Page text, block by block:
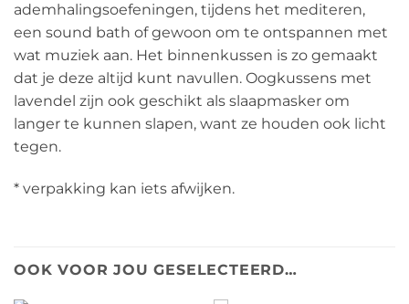
ademhalingsoefeningen, tijdens het mediteren,
een sound bath of gewoon om te ontspannen met
wat muziek aan. Het binnenkussen is zo gemaakt
dat je deze altijd kunt navullen. Oogkussens met
lavendel zijn ook geschikt als slaapmasker om
langer te kunnen slapen, want ze houden ook licht
tegen.
* verpakking kan iets afwijken.
OOK VOOR JOU GESELECTEERD…